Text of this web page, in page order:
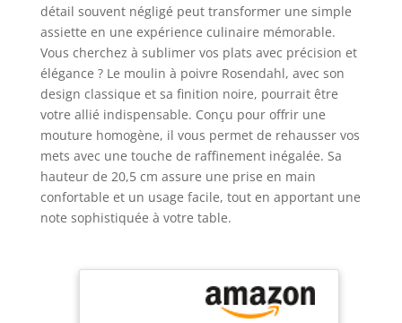
détail souvent négligé peut transformer une simple
assiette en une expérience culinaire mémorable.
Vous cherchez à sublimer vos plats avec précision et
élégance ? Le moulin à poivre Rosendahl, avec son
design classique et sa finition noire, pourrait être
votre allié indispensable. Conçu pour offrir une
mouture homogène, il vous permet de rehausser vos
mets avec une touche de raffinement inégalée. Sa
hauteur de 20,5 cm assure une prise en main
confortable et un usage facile, tout en apportant une
note sophistiquée à votre table.